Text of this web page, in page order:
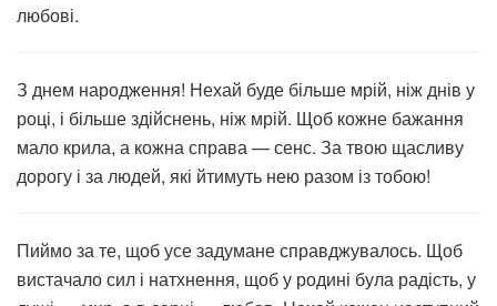
любові.
З днем народження! Нехай буде більше мрій, ніж днів у
році, і більше здійснень, ніж мрій. Щоб кожне бажання
мало крила, а кожна справа — сенс. За твою щасливу
дорогу і за людей, які йтимуть нею разом із тобою!
Пиймо за те, щоб усе задумане справджувалось. Щоб
вистачало сил і натхнення, щоб у родині була радість, у